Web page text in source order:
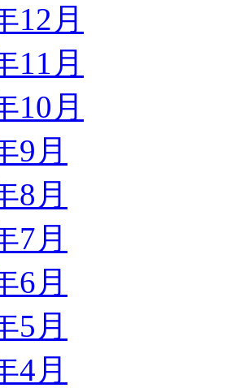
12月
11月
10月
9月
8月
7月
6月
5月
4月